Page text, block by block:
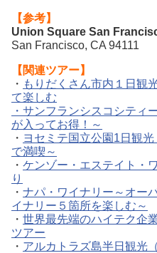
【参考】
Union Square San
San Francisco, CA 94111
【関連ツアー】
・ もりだくさん市内１日観
て楽しむ
・サンフランシスコシティ
が入ってお得！～
・ ヨセミテ国立公園1日観
で満喫～
・ ケンゾー・エステイト・
り
・ ナパ・ワイナリー～オー
イナリー５箇所を楽しむ～
・ 世界最先端のハイテク企
ツアー
・ アルカトラズ島半日観光